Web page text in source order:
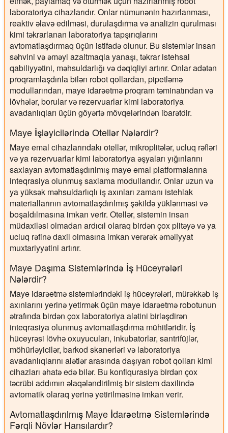
laboratoriya cihazlarıdır. Onlar nümunənin hazırlanması,
reaktiv əlavə edilməsi, durulaşdırma və analizin qurulması
kimi təkrarlanan laboratoriya tapşırıqlarını
avtomatlaşdırmaq üçün istifadə olunur. Bu sistemlər insan
səhvini və əməyi azaltmaqla yanaşı, təkrar istehsal
qabiliyyətini, məhsuldarlığı və dəqiqliyi artırır. Onlar adətən
proqramlaşdırıla bilən robot qollardan, pipetləmə
modullarından, maye idarəetmə proqram təminatından və
lövhələr, borular və rezervuarlar kimi laboratoriya
avadanlıqları üçün göyərtə mövqelərindən ibarətdir.
Maye İşləyicilərində Otellər Nələrdir?
Maye emal cihazlarındakı otellər, mikroplitələr, ucluq rəfləri
və ya rezervuarlar kimi laboratoriya əşyaları yığınlarını
saxlayan avtomatlaşdırılmış maye emal platformalarına
inteqrasiya olunmuş saxlama modullarıdır. Onlar uzun və
ya yüksək məhsuldarlıqlı iş axınları zamanı istehlak
materiallarının avtomatlaşdırılmış şəkildə yüklənməsi və
boşaldılmasına imkan verir. Otellər, sistemin insan
müdaxiləsi olmadan ardıcıl olaraq birdən çox plitəyə və ya
ucluq rəfinə daxil olmasına imkan verərək əməliyyat
muxtariyyətini artırır.
Maye Daşıma Sistemlərində İş Hüceyrələri
Nələrdir?
Maye idarəetmə sistemlərindəki iş hüceyrələri, mürəkkəb iş
axınlarını yerinə yetirmək üçün maye idarəetmə robotunun
ətrafında birdən çox laboratoriya alətini birləşdirən
inteqrasiya olunmuş avtomatlaşdırma mühitləridir. İş
hüceyrəsi lövhə oxuyucuları, inkubatorlar, santrifüjlər,
möhürləyicilər, barkod skanerləri və laboratoriya
avadanlıqlarını alətlər arasında daşıyan robot qolları kimi
cihazları əhatə edə bilər. Bu konfiqurasiya birdən çox
təcrübi addımın əlaqələndirilmiş bir sistem daxilində
avtomatik olaraq yerinə yetirilməsinə imkan verir.
Avtomatlaşdırılmış Maye İdarəetmə Sistemlərində
Fərqli Növlər Hansılardır?